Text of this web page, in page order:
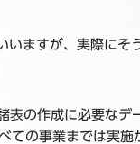
ますが、実際にそ
の作成に必要なデ
ての事業までは実